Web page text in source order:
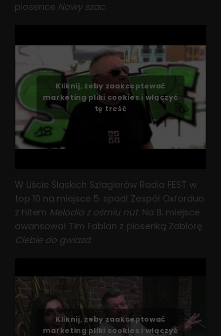
piosence Nowy szac.
Kliknij, żeby zaakceptować
marketing pliki cookies i włączyć
tę treść
W Liście Śląskich Szlagierów Radia FEST w
top 10 na miejsce 5. spadł Zespół Oxforduo
z hitem Melodia z ośmiu nut. Na 8. miejsce
awansował Tim Fabian z piosenką Zabiorę
Ciebie do gwiazd.
Kliknij, żeby zaakceptować
marketing pliki cookies i włączyć